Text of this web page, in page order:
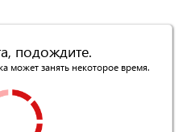
подождите.
может занять некоторое время.